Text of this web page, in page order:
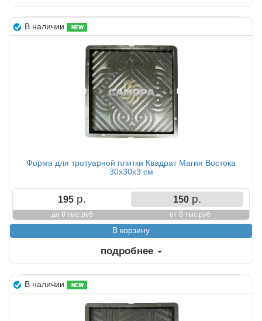
В наличии
Форма для тротуарной плитки Квадрат Магия Востока
30х30х3 см
195 р.
до 8 тыс.руб
150р.
от 8 тыс.руб
подробнее
В наличии